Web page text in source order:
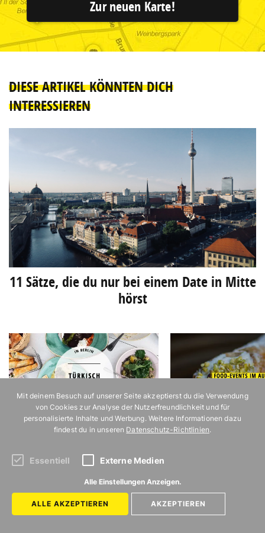
Zur neuen Karte!
DIESE ARTIKEL KÖNNTEN DICH
INTERESSIEREN
11 Sätze, die du nur bei einem Date in Mitte
hörst
11 Restaurants in Berlin, in denen ihr
11 Food-Events im
Mit deinem Besuch auf unserer Seite akzeptierst du die Verwendung
von Cookies zur Analyse der Nutzerfreundlichkeit und für
personalisierte Inhalte und Werbung. Weitere Informationen dazu
findest du in unseren Datenschutz-Richtlinien.
Essentiell Externe Medien
Alle Einstellungen Anzeigen.
ALLE AKZEPTIEREN AKZEPTIEREN